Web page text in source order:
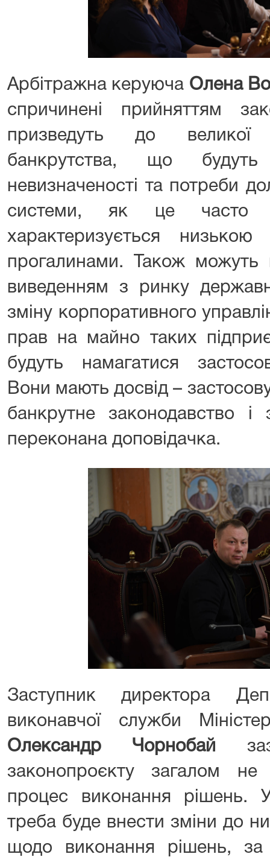
Арбітражна керуюча Олена
спричинені прийняттям
призведуть до великої
банкрутства, що будуть
невизначеності та потреби
системи, як це часто
характеризується
прогалинами. Також можуть
виведенням з ринку
зміну корпоративного
прав на майно таких
будуть намагатися
Вони мають досвід –
банкрутне законодавство і
переконана доповідачка.
Заступник директора
виконавчої служби
Олександр Чорнобай
законопроєкту загалом
процес виконання рішень.
треба буде внести зміни до
щодо виконання рішень,